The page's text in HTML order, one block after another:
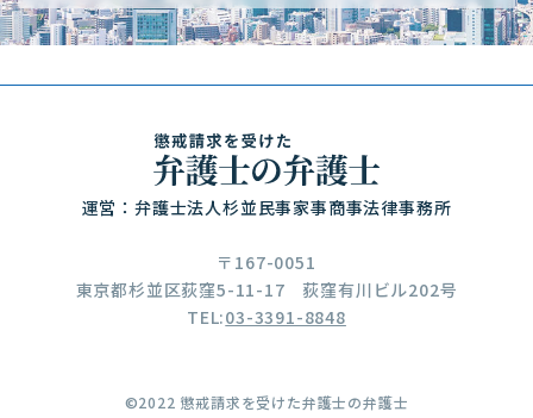
運営：弁護士法人杉並民事家事商事法律事務所
〒167-0051
東京都杉並区荻窪5-11-17 荻窪有川ビル202号
TEL:03-3391-8848
©2022 懲戒請求を受けた弁護士の弁護士